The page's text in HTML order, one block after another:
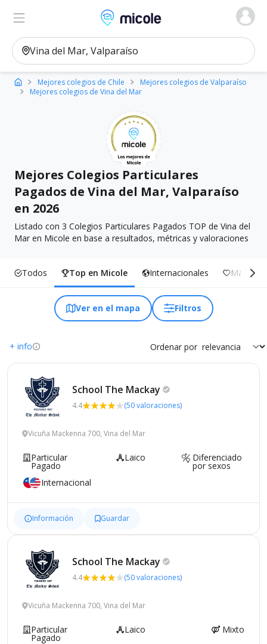
Micole, buscador de colegios
Ver en el mapa
Mejores colegios de Chile
Mejores colegios de Valparaíso
Mejores colegios de Vina del Mar
Mejores Colegios Particulares
Pagados de Vina del Mar, Valparaíso
en 2026
Listado con 3 Colegios Particulares Pagados TOP de Vina del
Mar en Micole en base a resultados, métricas y valoraciones
Todos Top en Micole Internacionales Más
Ver en el mapa Filtros
+ info Ordenar por
School The Mackay
4.4 (50 valoraciones)
Vicuña Mackenna 700, Vina del Mar
Particular
Pagado
Laico Diferenciado
por sexos
Internacional
Información Guardar
School The Mackay
4.4 (50 valoraciones)
Vicuña Mackenna 700, Vina del Mar
Particular
Pagado
Laico Mixto